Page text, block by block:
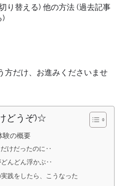
り替える) 他の方法 (過去記事
)
方だけ、お進みくださいませ
どうぞ)☆
験の概要
けだったのに‥
んどん浮かぶ‥
践をしたら、こうなった